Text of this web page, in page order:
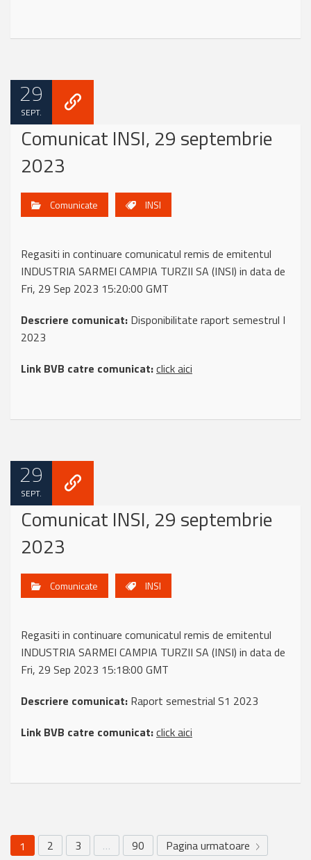
29
SEPT.
Comunicat INSI, 29 septembrie
2023
Comunicate INSI
Regasiti in continuare comunicatul remis de emitentul
INDUSTRIA SARMEI CAMPIA TURZII SA (INSI) in data de
Fri, 29 Sep 2023 15:20:00 GMT
Descriere comunicat: Disponibilitate raport semestrul I
2023
Link BVB catre comunicat:click aici
29
SEPT.
Comunicat INSI, 29 septembrie
2023
Comunicate INSI
Regasiti in continuare comunicatul remis de emitentul
INDUSTRIA SARMEI CAMPIA TURZII SA (INSI) in data de
Fri, 29 Sep 2023 15:18:00 GMT
Descriere comunicat: Raport semestrial S1 2023
Link BVB catre comunicat:click aici
1 2 3 … 90 Pagina urmatoare